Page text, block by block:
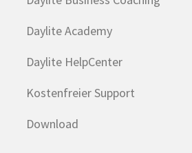
Daylite Academy
Daylite HelpCenter
Kostenfreier Support
Download